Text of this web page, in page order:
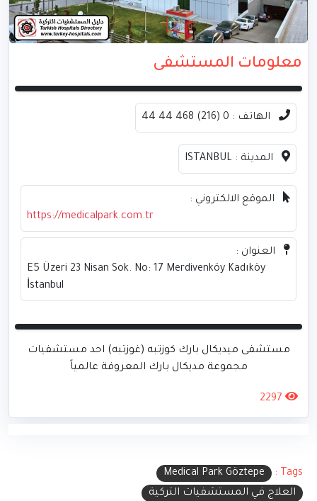
معلومات المستشفى
الهاتف : 0 (216) 468 44 44
المدينة : ISTANBUL
الموقع الالكتروني :
https://medicalpark.com.tr
العنوان :
E5 Üzeri 23 Nisan Sok. No: 17 Merdivenköy Kadıköy
İstanbul
مستشفى ميديكال بارك كوزتبه (غوزتبه) احد مستشفيات
مجموعة مديكال بارك المعروفة عالمياً
2297
Tags :
Medical Park Göztepe
العلاج في المستشفيات التركية